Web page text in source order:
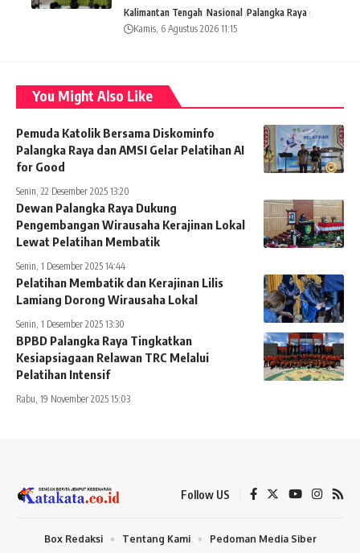
Kalimantan Tengah Nasional Palangka Raya
Kamis, 6 Agustus 2026 11:15
You Might Also Like
Pemuda Katolik Bersama Diskominfo
Palangka Raya dan AMSI Gelar Pelatihan AI
for Good
Senin, 22 Desember 2025 13:20
Dewan Palangka Raya Dukung
Pengembangan Wirausaha Kerajinan Lokal
Lewat Pelatihan Membatik
Senin, 1 Desember 2025 14:44
Pelatihan Membatik dan Kerajinan Lilis
Lamiang Dorong Wirausaha Lokal
Senin, 1 Desember 2025 13:30
BPBD Palangka Raya Tingkatkan
Kesiapsiagaan Relawan TRC Melalui
Pelatihan Intensif
Rabu, 19 November 2025 15:03
Follow US
Box Redaksi Tentang Kami
Pedoman Media Siber